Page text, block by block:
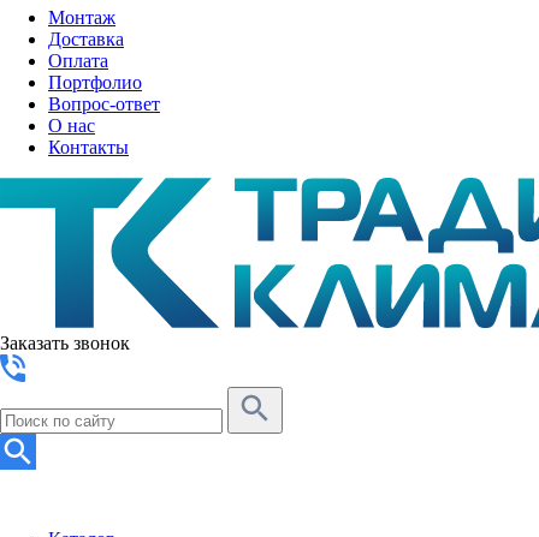
Монтаж
Доставка
Оплата
Портфолио
Вопрос-ответ
О нас
Контакты
Заказать звонок